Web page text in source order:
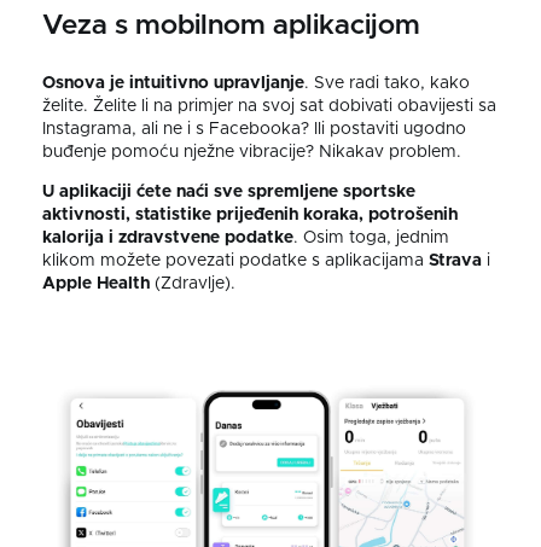
Veza s mobilnom aplikacijom
Osnova je intuitivno upravljanje. Sve radi tako, kako
želite. Želite li na primjer na svoj sat dobivati obavijesti sa
Instagrama, ali ne i s Facebooka? Ili postaviti ugodno
buđenje pomoću nježne vibracije? Nikakav problem.
U aplikaciji ćete naći sve spremljene sportske
aktivnosti, statistike prijeđenih koraka, potrošenih
kalorija i zdravstvene podatke. Osim toga, jednim
klikom možete povezati podatke s aplikacijama Strava i
Apple Health (Zdravlje).